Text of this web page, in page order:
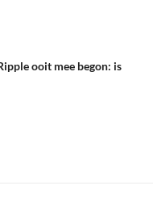
ooit mee begon: is